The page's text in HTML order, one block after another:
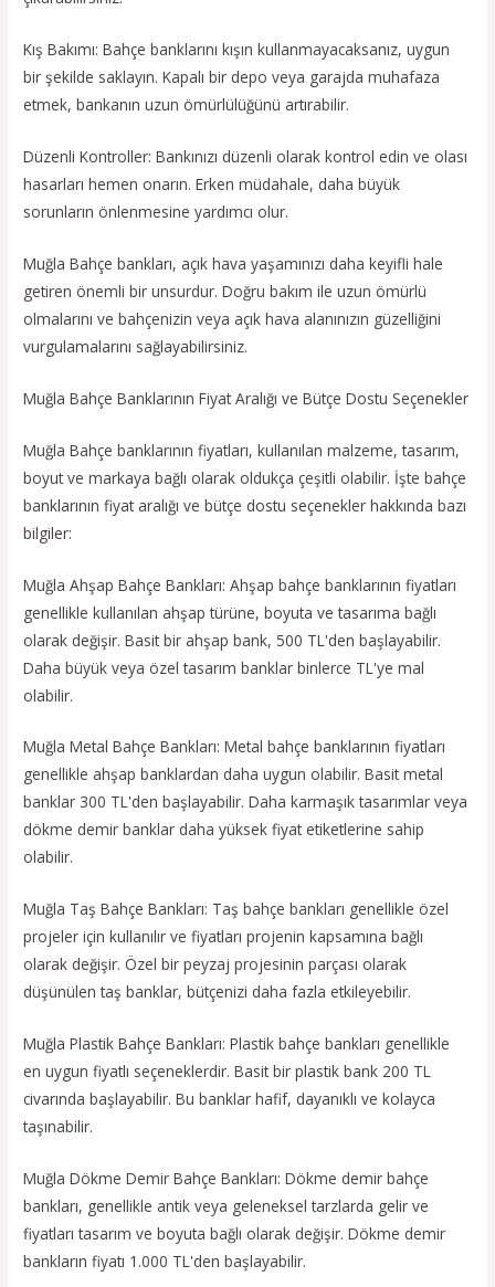
Kış Bakımı: Bahçe banklarını kışın kullanmayacaksanız, uygun
bir şekilde saklayın. Kapalı bir depo veya garajda muhafaza
etmek, bankanın uzun ömürlülüğünü artırabilir.
Düzenli Kontroller: Bankınızı düzenli olarak kontrol edin ve olası
hasarları hemen onarın. Erken müdahale, daha büyük
sorunların önlenmesine yardımcı olur.
Muğla Bahçe bankları, açık hava yaşamınızı daha keyifli hale
getiren önemli bir unsurdur. Doğru bakım ile uzun ömürlü
olmalarını ve bahçenizin veya açık hava alanınızın güzelliğini
vurgulamalarını sağlayabilirsiniz.
Muğla Bahçe Banklarının Fiyat Aralığı ve Bütçe Dostu Seçenekler
Muğla Bahçe banklarının fiyatları, kullanılan malzeme, tasarım,
boyut ve markaya bağlı olarak oldukça çeşitli olabilir. İşte bahçe
banklarının fiyat aralığı ve bütçe dostu seçenekler hakkında bazı
bilgiler:
Muğla Ahşap Bahçe Bankları: Ahşap bahçe banklarının fiyatları
genellikle kullanılan ahşap türüne, boyuta ve tasarıma bağlı
olarak değişir. Basit bir ahşap bank, 500 TL'den başlayabilir.
Daha büyük veya özel tasarım banklar binlerce TL'ye mal
olabilir.
Muğla Metal Bahçe Bankları: Metal bahçe banklarının fiyatları
genellikle ahşap banklardan daha uygun olabilir. Basit metal
banklar 300 TL'den başlayabilir. Daha karmaşık tasarımlar veya
dökme demir banklar daha yüksek fiyat etiketlerine sahip
olabilir.
Muğla Taş Bahçe Bankları: Taş bahçe bankları genellikle özel
projeler için kullanılır ve fiyatları projenin kapsamına bağlı
olarak değişir. Özel bir peyzaj projesinin parçası olarak
düşünülen taş banklar, bütçenizi daha fazla etkileyebilir.
Muğla Plastik Bahçe Bankları: Plastik bahçe bankları genellikle
en uygun fiyatlı seçeneklerdir. Basit bir plastik bank 200 TL
civarında başlayabilir. Bu banklar hafif, dayanıklı ve kolayca
taşınabilir.
Muğla Dökme Demir Bahçe Bankları: Dökme demir bahçe
bankları, genellikle antik veya geleneksel tarzlarda gelir ve
fiyatları tasarım ve boyuta bağlı olarak değişir. Dökme demir
bankların fiyatı 1.000 TL'den başlayabilir.